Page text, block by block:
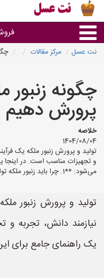
نت عسل مرکز مقالات
چگونه زنبور
پرورش دهیم
خلاصه
1404/08/04
تولید و پرورش زنبور ملکه یک
و تجهیزات مناسب است. در اینجا
می‌شود: **1. چرا باید زنبور ملکه تولید
تولید و پرورش زنبور
نیازمند دانش، تجربه
یک راهنمای جامع برای